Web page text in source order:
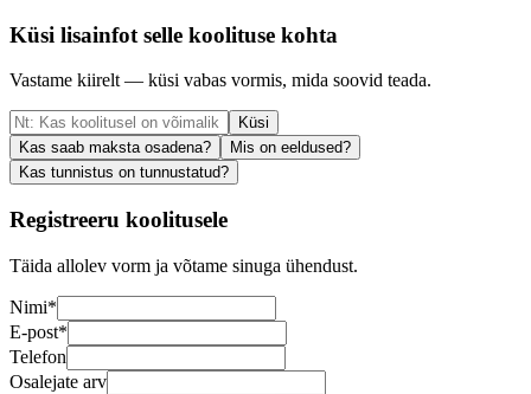
Küsi lisainfot selle koolituse kohta
Vastame kiirelt — küsi vabas vormis, mida soovid teada.
Küsi
Kas saab maksta osadena?
Mis on eeldused?
Kas tunnistus on tunnustatud?
Registreeru koolitusele
Täida allolev vorm ja võtame sinuga ühendust.
Nimi*
E-post*
Telefon
Osalejate arv